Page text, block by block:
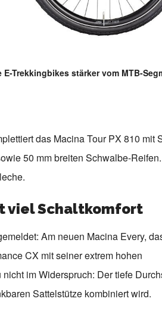
Trekkingbikes stärker vom MTB-
das Macina Tour PX 810 mit
50 mm breiten Schwalbe-
viel Schaltkomfort
Am neuen Macina Every,
CX mit seiner extrem hohen
im Widerspruch: Der tiefe
Sattelstütze kombiniert wird.